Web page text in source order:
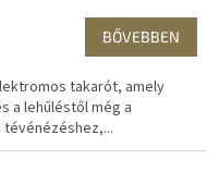
BŐVEBBEN
takarót, amely
a lehűléstől még a